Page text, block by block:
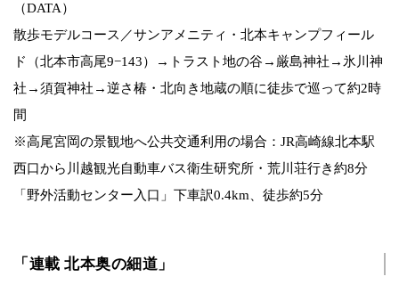
（DATA）
散歩モデルコース／サンアメニティ・北本キャンプフィール
ド（北本市高尾9−143）→トラスト地の谷→厳島神社→氷川神
社→須賀神社→逆さ椿・北向き地蔵の順に徒歩で巡って約2時
間
※高尾宮岡の景観地へ公共交通利用の場合：JR高崎線北本駅
西口から川越観光自動車バス衛生研究所・荒川荘行き約8分
「野外活動センター入口」下車訳0.4km、徒歩約5分
「連載 北本奥の細道」